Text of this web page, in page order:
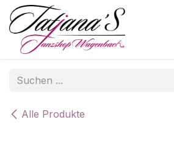
Zum Inhalt springen
Alle Produkte